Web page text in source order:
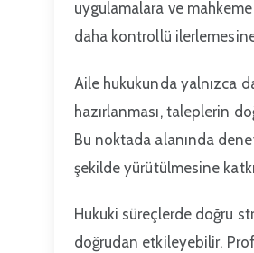
uygulamalara ve
daha kontrollü
Aile hukukunda yalnızca
hazırlanması, taleplerin
Bu noktada alanında
şekilde yürütülmesine
Hukuki süreçlerde doğru
doğrudan etkileyebilir.